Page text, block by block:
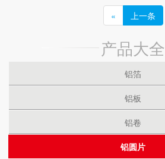
« 上一条
产品大全
铝箔
铝板
铝卷
铝圆片